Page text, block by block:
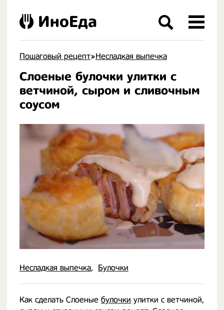
Пошаговый рецепт»Несладкая выпечка
Слоеные булочки улитки с
ветчиной, сыром и сливочным
соусом
Несладкая выпечка Булочки
Как сделать Слоеные булочки улитки с ветчиной,
ИноЕда